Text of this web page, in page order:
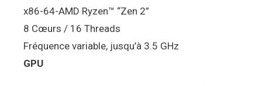
x86-64-AMD Ryzen™ “Zen 2”
8 Cœurs / 16 Threads
Fréquence variable, jusqu’à 3.5 GHz
GPU